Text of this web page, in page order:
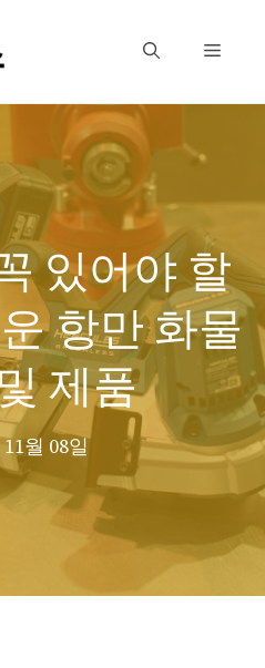
Menu
있어야 할
항만 화물
제품
월 08일